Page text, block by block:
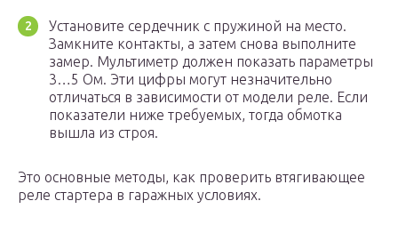
Установите сердечник с пружиной на место.
Замкните контакты, а затем снова выполните
замер. Мультиметр должен показать параметры
3…5 Ом. Эти цифры могут незначительно
отличаться в зависимости от модели реле. Если
показатели ниже требуемых, тогда обмотка
вышла из строя.
Это основные методы, как проверить втягивающее
реле стартера в гаражных условиях.